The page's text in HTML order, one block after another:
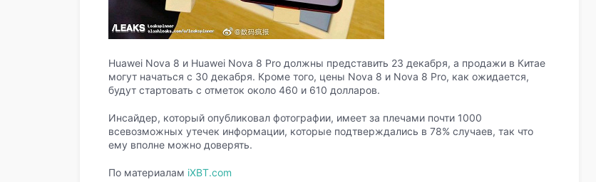
Huawei Nova 8 и Huawei Nova 8 Pro должны представить 23 декабря, а продажи в Китае
могут начаться с 30 декабря. Кроме того, цены Nova 8 и Nova 8 Pro, как ожидается,
будут стартовать с отметок около 460 и 610 долларов.
Инсайдер, который опубликовал фотографии, имеет за плечами почти 1000
всевозможных утечек информации, которые подтверждались в 78% случаев, так что
ему вполне можно доверять.
По материалам iXBT.com